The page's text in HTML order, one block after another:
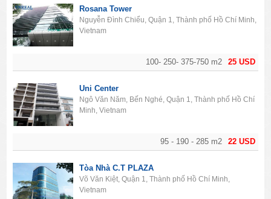
25 USD
100- 250- 375-750 m2
Rosana Tower
Nguyễn Đình Chiểu, Quận 1, Thành phố Hồ Chí Minh,
Vietnam
22 USD
95 - 190 - 285 m2
Uni Center
Ngô Văn Năm, Bến Nghé, Quận 1, Thành phố Hồ Chí
Minh, Vietnam
Tòa Nhà C.T PLAZA
Võ Văn Kiệt, Quận 1, Thành phố Hồ Chí Minh,
Vietnam